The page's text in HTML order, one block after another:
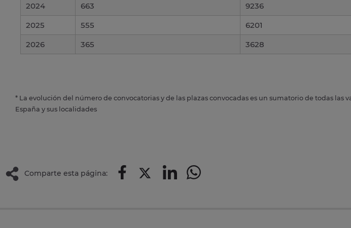
2024
663
9236
2025
555
6201
2026
365 3628
* La evolución del número de convocatorias y de las plazas convocadas es un sumatorio de todas las
España y sus localidades
Comparte esta página: